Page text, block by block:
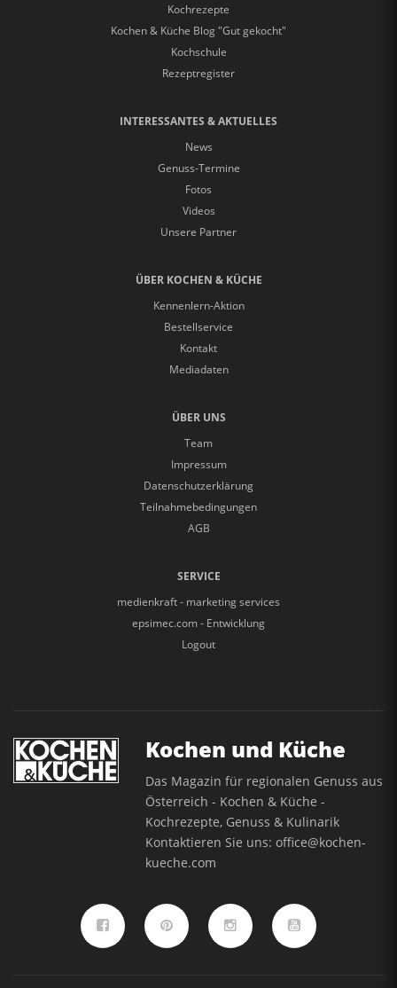
Kochrezepte
Kochen & Küche Blog "Gut gekocht"
Kochschule
Rezeptregister
INTERESSANTES & AKTUELLES
News
Genuss-Termine
Fotos
Videos
Unsere Partner
ÜBER KOCHEN & KÜCHE
Kennenlern-Aktion
Bestellservice
Kontakt
Mediadaten
ÜBER UNS
Team
Impressum
Datenschutzerklärung
Teilnahmebedingungen
AGB
SERVICE
medienkraft - marketing services
epsimec.com - Entwicklung
Logout
Kochen und Küche
Das Magazin für regionalen Genuss aus
Österreich - Kochen & Küche -
Kochrezepte, Genuss & Kulinarik
Kontaktieren Sie uns:office@kochen-
kueche.com